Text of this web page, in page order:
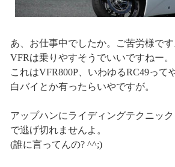
あ、お仕事中でしたか。ご苦労様です
VFRは乗りやすそうでいいですねー。
これはVFR800P、いわゆるRC49って
白バイとか有ったらいやですが。
アップハンにライディングテクニッ
で逃げ切れませんよ。
(誰に言ってんの? ^^;)